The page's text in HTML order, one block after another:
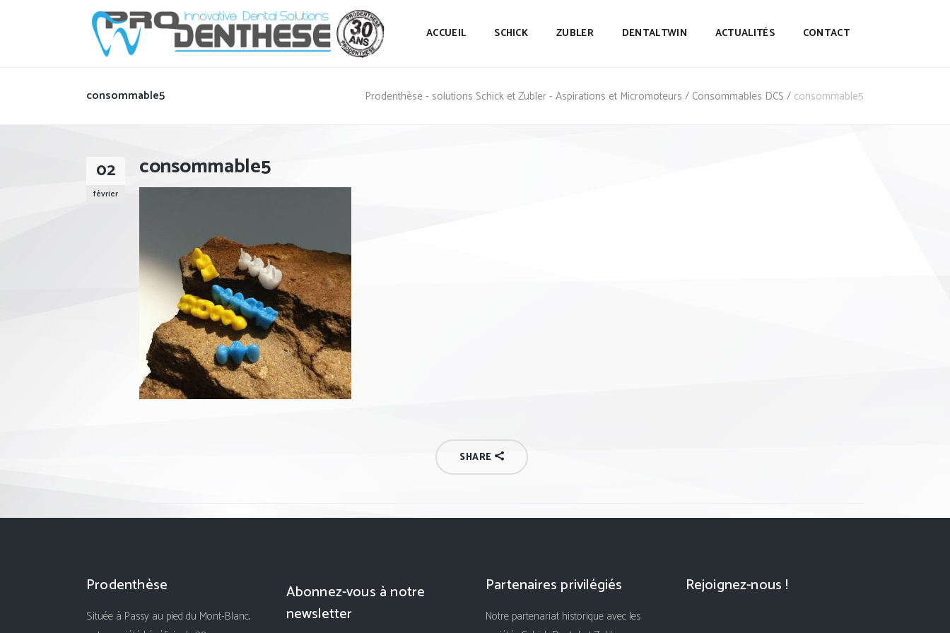
ACCUEIL SCHICK ZUBLER DENTALTWIN ACTUALITÉS CONTACT
consommable5 Prodenthèse - solutions Schick et Zubler - Aspirations et Micromoteurs / Consommables DCS / consommable5
02
février
consommable5
SHARE
Prodenthèse
Située à Passy au pied du Mont-Blanc,
Abonnez-vous à notre
newsletter
Partenaires privilégiés
Notre partenariat historique avec les
Rejoignez-nous !